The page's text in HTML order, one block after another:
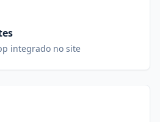
integrado no site